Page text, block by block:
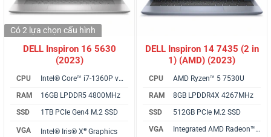
DELL Inspiron 16 5630
(2023)
CPU
Intel® Core™ i7-1360P vPro
RAM
16GB LPDDR5 4800MHz
SSD
1TB PCIe Gen4 M.2 SSD
VGA Intel® Iris® Xe Graphics
Có 2 lựa chọn cấu hình
DELL Inspiron 14 7435 (2 in
1) (AMD) (2023)
CPU
AMD Ryzen™ 5 7530U
RAM
8GB LPDDR4X 4267MHz
SSD
512GB PCIe M.2 SSD
VGA
Integrated AMD Radeon™ Graphics